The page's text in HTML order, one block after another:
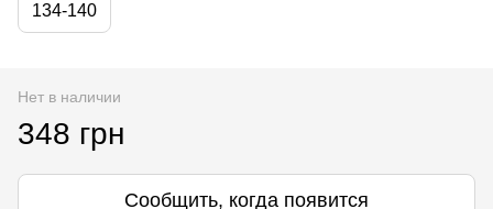
134-140
Нет в наличии
348 грн
Сообщить, когда появится